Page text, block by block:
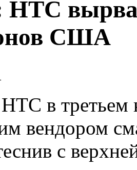
HTC
США
в третьем
вендором
с